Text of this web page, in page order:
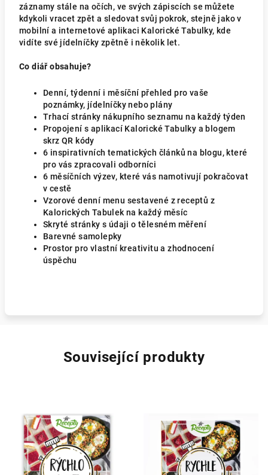
záznamy stále na očích, ve svých zápiscích se můžete
kdykoli vracet zpět a sledovat svůj pokrok, stejně jako v
mobilní a internetové aplikaci Kalorické Tabulky, kde
vidíte své jídelníčky zpětně i několik let.
Co diář obsahuje?
Denní, týdenní i měsíční přehled pro vaše
poznámky, jídelníčky nebo plány
Trhací stránky nákupního seznamu na každý týden
Propojení s aplikací Kalorické Tabulky a blogem
skrz QR kódy
6 inspirativních tematických článků na blogu, které
pro vás zpracovali odborníci
6 měsíčních výzev, které vás namotivují pokračovat
v cestě
Vzorové denní menu sestavené z receptů z
Kalorických Tabulek na každý měsíc
Skryté stránky s údaji o tělesném měření
Barevné samolepky
Prostor pro vlastní kreativitu a zhodnocení
úspěchu
Související produkty